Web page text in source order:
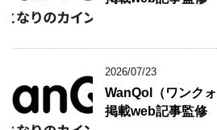
2026/07/23
WanQol（ワンク
掲載web記事監修